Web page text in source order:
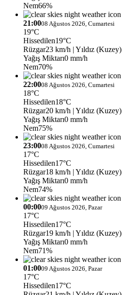
Nem66%
21:0008 Ağustos 2026, Cumartesi
19°C
Hissedilen19°C
Rüzgar23 km/h | Yıldız (Kuzey)
Yağış Miktarı0 mm/h
Nem70%
22:0008 Ağustos 2026, Cumartesi
18°C
Hissedilen18°C
Rüzgar20 km/h | Yıldız (Kuzey)
Yağış Miktarı0 mm/h
Nem75%
23:0008 Ağustos 2026, Cumartesi
17°C
Hissedilen17°C
Rüzgar18 km/h | Yıldız (Kuzey)
Yağış Miktarı0 mm/h
Nem74%
00:0009 Ağustos 2026, Pazar
17°C
Hissedilen17°C
Rüzgar19 km/h | Yıldız (Kuzey)
Yağış Miktarı0 mm/h
Nem71%
01:0009 Ağustos 2026, Pazar
17°C
Hissedilen17°C